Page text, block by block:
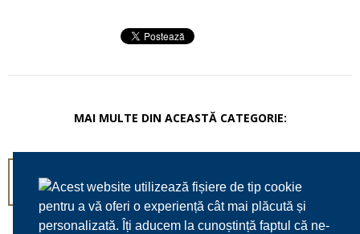
Acest website utilizează fișiere de tip cookie
pentru a vă oferi o experiență cât mai plăcută și
personalizată. Îți aducem la cunoștință faptul că ne-
MAI MULTE DIN ACEASTĂ CATEGORIE:
MIX FRUCTE DE MARE »